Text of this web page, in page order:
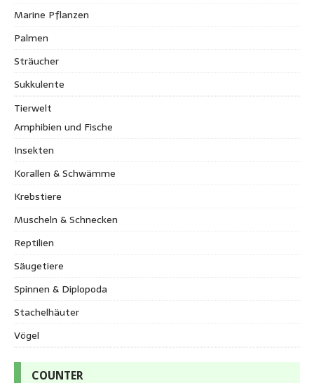
Marine Pflanzen
Palmen
Sträucher
Sukkulente
Tierwelt
Amphibien und Fische
Insekten
Korallen & Schwämme
Krebstiere
Muscheln & Schnecken
Reptilien
Säugetiere
Spinnen & Diplopoda
Stachelhäuter
Vögel
COUNTER